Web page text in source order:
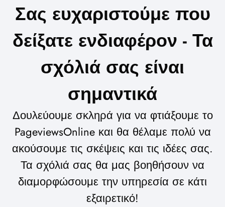
Σας ευχαριστούμε που
δείξατε ενδιαφέρον - Τα
σχόλιά σας είναι
σημαντικά
Δουλεύουμε σκληρά για να φτιάξουμε το
PageviewsOnline και θα θέλαμε πολύ να
ακούσουμε τις σκέψεις και τις ιδέες σας.
Τα σχόλιά σας θα μας βοηθήσουν να
διαμορφώσουμε την υπηρεσία σε κάτι
εξαιρετικό!